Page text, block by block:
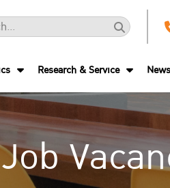
Research & Service
Job